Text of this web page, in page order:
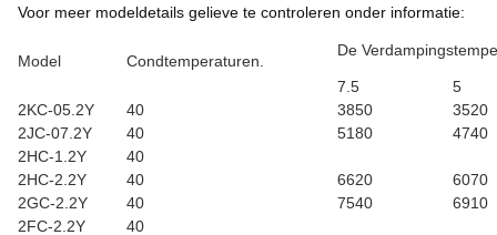
Voor meer modeldetails gelieve te controleren onder informatie:
Model Condtemperaturen.
De
7.5
5
2KC-05.2Y
40 3850
3520
2JC-07.2Y
40 5180
4740
2HC-1.2Y
40
2HC-2.2Y
40 6620
6070
2GC-2.2Y
40 7540
6910
2FC-2.2Y
40